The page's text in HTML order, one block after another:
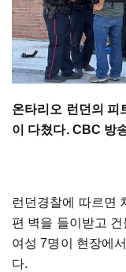
온타리오 런던의 피
이 다쳤다. CBC 방
런던경찰에 따르면
편 벽을 들이받고
여성 7명이 현장에
다.